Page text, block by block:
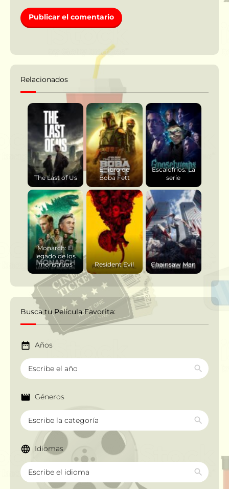
Relacionados
The Last of Us
El libro de
Boba Fett
Escalofríos: La
serie
Monarch: El
legado de los
monstruos
Resident Evil Chainsaw Man
Busca tu Película Favorita:
Años
Géneros
Idiomas